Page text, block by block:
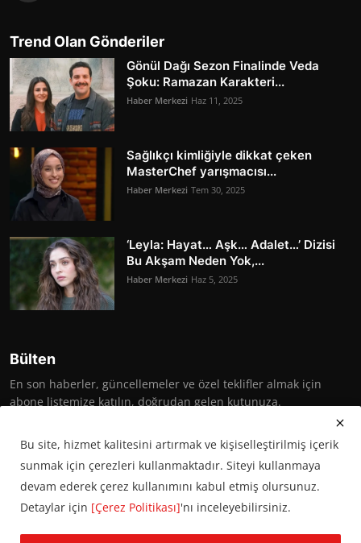
Trend Olan Gönderiler
Gönül Dağı Sezon Finalinde Veda
Şoku: Ramazan Karakteri...
Haber Merkezi Haz 11, 2025
Sağlıkçı kimliğiyle dikkat çeken
MasterChef yarışmacısı...
Haber Merkezi Tem 30, 2025
‘Leyla: Hayat… Aşk… Adalet…’ Dizisi
Bu Akşam Neden Yok,...
Haber Merkezi Haz 5, 2025
Bülten
En son haberler, güncellemeler ve özel teklifler almak için
abone listemize katılın, doğrudan gelen kutunuza.
Abone Ol
Bu site, hizmet kalitesini artırmak ve kişiselleştirilmiş içerik
sunmak için çerezleri kullanmaktadır. Siteyi kullanmaya
devam ederek çerez kullanımını kabul etmiş olursunuz.
Detaylar için [Çerez Politikası]'nı inceleyebilirsiniz.